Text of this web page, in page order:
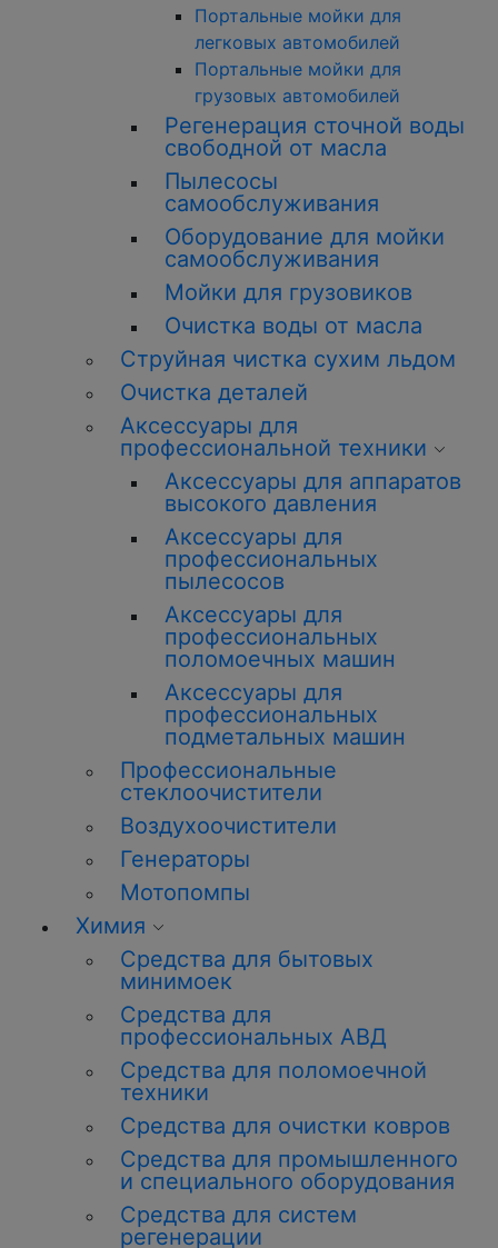
Портальные мойки для
легковых автомобилей
Портальные мойки для
грузовых автомобилей
Регенерация сточной воды
свободной от масла
Пылесосы
самообслуживания
Оборудование для мойки
самообслуживания
Мойки для грузовиков
Очистка воды от масла
Струйная чистка сухим льдом
Очистка деталей
Аксессуары для
профессиональной техники
Аксессуары для аппаратов
высокого давления
Аксессуары для
профессиональных
пылесосов
Аксессуары для
профессиональных
поломоечных машин
Аксессуары для
профессиональных
подметальных машин
Профессиональные
стеклоочистители
Воздухоочистители
Генераторы
Мотопомпы
Химия
Средства для бытовых
минимоек
Средства для
профессиональных АВД
Средства для поломоечной
техники
Средства для очистки ковров
Средства для промышленного
и специального оборудования
Средства для систем
регенерации